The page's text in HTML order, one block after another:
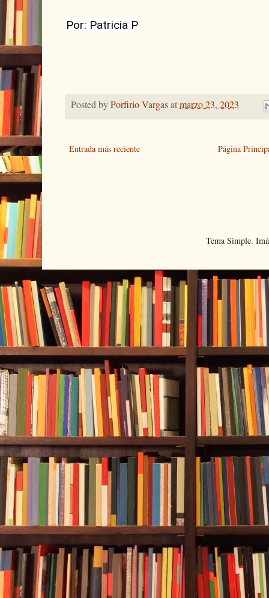
Por: Patricia P
Posted byPorfirio Vargasatmarzo 23, 2023
Entrada más reciente Página
Tema Simple.